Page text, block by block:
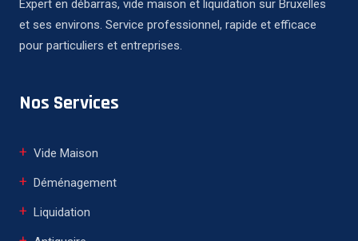
Expert en débarras, vide maison et liquidation sur Bruxelles
et ses environs. Service professionnel, rapide et efficace
pour particuliers et entreprises.
Nos Services
Vide Maison
Déménagement
Liquidation